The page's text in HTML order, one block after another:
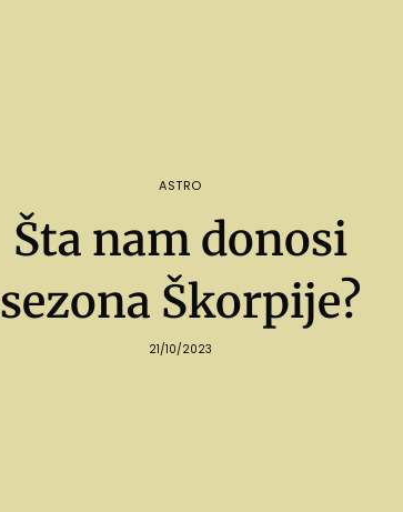
ASTRO
Šta nam donosi
sezona Škorpije?
21/10/2023